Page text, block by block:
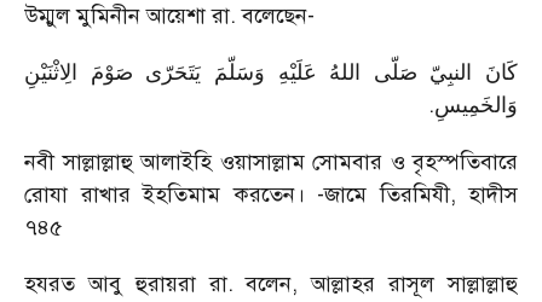
উম্মুল মুমিনীন আয়েশা রা. বলেছেন-
كَانَ النبِيّ صَلّى اللهُ عَلَيْهِ وَسَلّمَ يَتَحَرّى صَوْمَ الِاثْنَيْنِ
وَالخَمِيسِ.
নবী সাল্লাল্লাহু আলাইহি ওয়াসাল্লাম সোমবার ও বৃহস্পতিবারে
রোযা রাখার ইহতিমাম করতেন। -জামে তিরমিযী, হাদীস
৭৪৫
হযরত আবু হুরায়রা রা. বলেন, আল্লাহর রাসূল সাল্লাল্লাহু